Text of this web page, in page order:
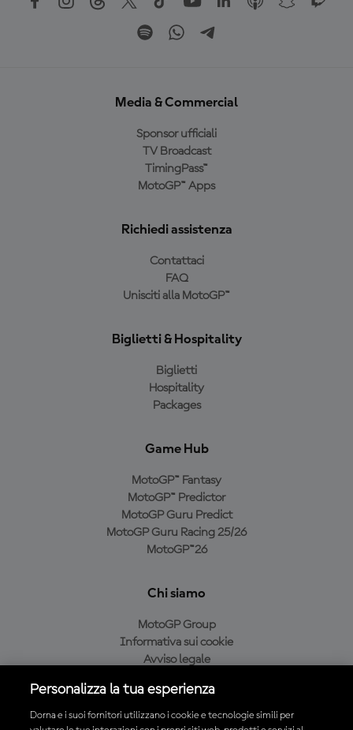
Media & Commercial
Sponsor ufficiali
TV Broadcast
TimingPass™
MotoGP™ Apps
Richiedi assistenza
Contattaci
FAQ
Unisciti alla MotoGP™
Biglietti & Hospitality
Biglietti
Hospitality
Packages
Game Hub
MotoGP™ Fantasy
MotoGP™ Predictor
MotoGP Guru Predict
MotoGP Guru Racing 25/26
MotoGP™26
Chi siamo
MotoGP Group
Informativa sui cookie
Avviso legale
Condizioni di acquisto
Personalizza la tua esperienza
Dorna e i suoi fornitori utilizzano i cookie e tecnologie simili per